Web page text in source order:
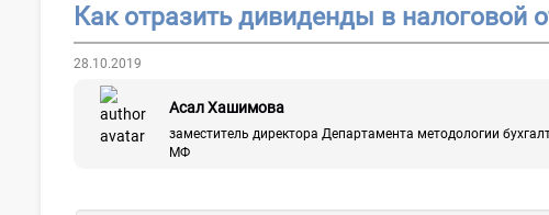
Как отразить дивиденды в налоговой
28.10.2019
Асал Хашимова
заместитель директора Департамента методологии
МФ